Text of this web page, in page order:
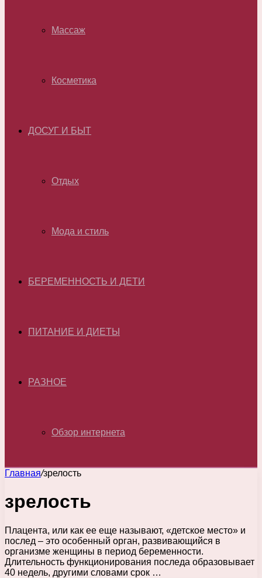
Массаж
Косметика
ДОСУГ И БЫТ
Отдых
Мода и стиль
БЕРЕМЕННОСТЬ И ДЕТИ
ПИТАНИЕ И ДИЕТЫ
РАЗНОЕ
Обзор интернета
Главная/зрелость
зрелость
Плацента, или как ее еще называют, «детское место» и
послед – это особенный орган, развивающийся в
организме женщины в период беременности.
Длительность функционирования последа образовывает
40 недель, другими словами срок …